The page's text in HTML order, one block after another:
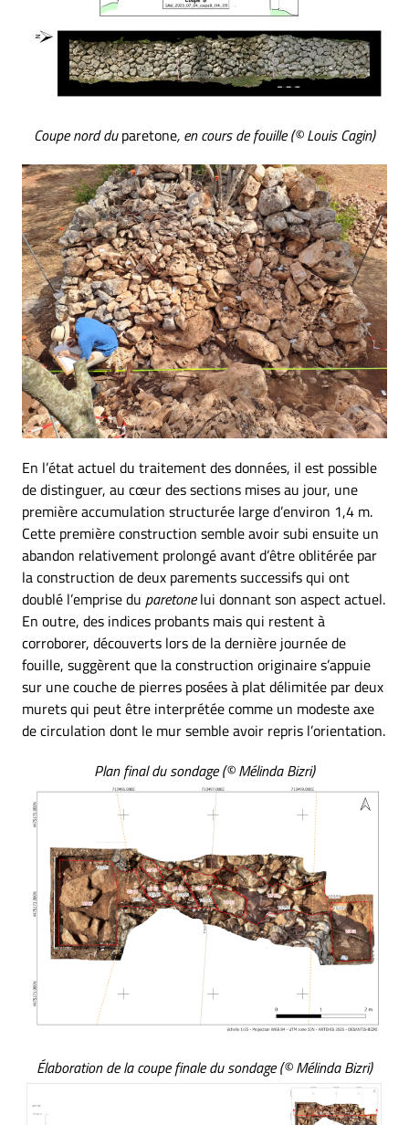
Coupe nord duparetone, en cours de fouille (© Louis Cagin)
En l’état actuel du traitement des données, il est possible
de distinguer, au cœur des sections mises au jour, une
première accumulation structurée large d’environ 1,4 m.
Cette première construction semble avoir subi ensuite un
abandon relativement prolongé avant d’être oblitérée par
la construction de deux parements successifs qui ont
doublé l’emprise du paretonelui donnant son aspect actuel.
En outre, des indices probants mais qui restent à
corroborer, découverts lors de la dernière journée de
fouille, suggèrent que la construction originaire s’appuie
sur une couche de pierres posées à plat délimitée par deux
murets qui peut être interprétée comme un modeste axe
de circulation dont le mur semble avoir repris l’orientation.
Plan final du sondage (© Mélinda Bizri)
Élaboration de la coupe finale du sondage (© Mélinda Bizri)